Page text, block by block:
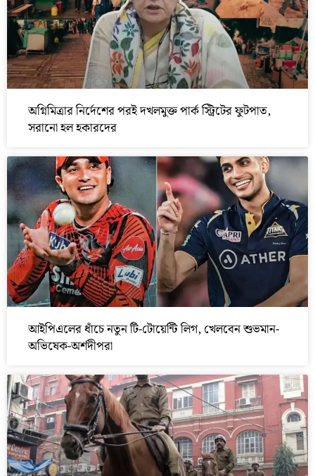
অগ্নিমিত্রার নির্দেশের পরই দখলমুক্ত পার্ক স্ট্রিটের ফুটপাত,
সরানো হল হকারদের
আইপিএলের ধাঁচে নতুন টি-টোয়েন্টি লিগ, খেলবেন শুভমান-
অভিষেক-অর্শদীপরা